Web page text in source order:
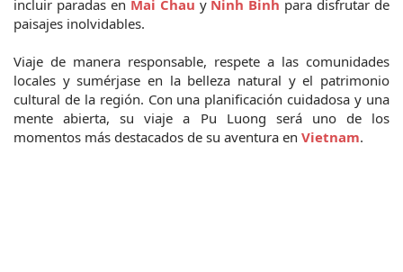
incluir paradas en Mai Chau y Ninh Binh para disfrutar de
paisajes inolvidables.
Viaje de manera responsable, respete a las comunidades
locales y sumérjase en la belleza natural y el patrimonio
cultural de la región. Con una planificación cuidadosa y una
mente abierta, su viaje a Pu Luong será uno de los
momentos más destacados de su aventura en Vietnam.